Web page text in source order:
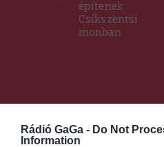
Rádió GaGa - Do Not
Information
építenek
Csíkszentsi
monban
Ez is